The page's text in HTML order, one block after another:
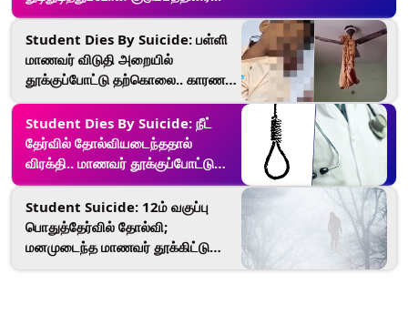
Student Dies By Suicide: பள்ளி
மாணவர் விடுதி அறையில்
தூக்குப்போட்டு தற்கொலை.. காரணம்
என்ன..?
Student Dies By Suicide: நீட்
தேர்வில் தோல்வியடைந்ததால்
விரக்தி.. மாணவர் தூக்குப்போட்டு
தற்கொலை..!
Student Suicide: 12ம் வகுப்பு
பொதுத்தேர்வில் தோல்வி;
மனமுடைந்த மாணவர் தூக்கிட்டு